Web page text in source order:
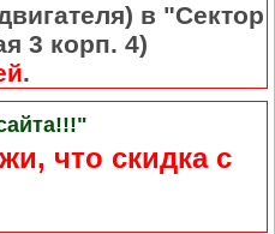
в "Сектор
3 корп. 4)
.
что скидка с